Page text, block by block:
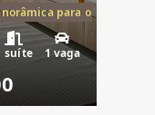
para o Mar, 2
suíte 1 vaga